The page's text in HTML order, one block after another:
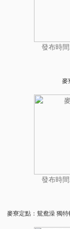
發布時
麥
發布時
麥寮定點：鴛鴦澡 獨